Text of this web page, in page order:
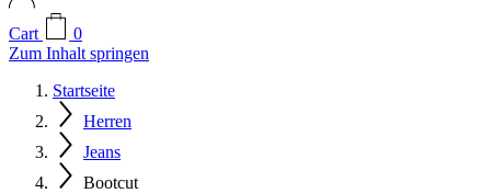
Cart
0
Zum Inhalt springen
Startseite
Herren
Jeans
Bootcut